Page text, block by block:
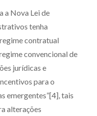
a Nova Lei de
tenha
contratual
convencional de
jurídicas e
para o
emergentes”[4], tais
alterações